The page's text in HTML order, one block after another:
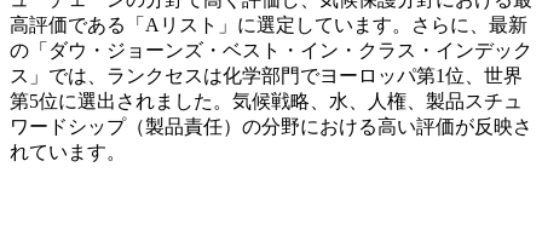
高評価である「 A リスト」に選定しています。さらに、最新
の「 ダウ・ジョーンズ・ベスト・イン・クラス・インデック
ス 」では、ランクセスは化学部門でヨーロッパ第1位、世界
第5位に選出されました。気候戦略、水、人権、製品スチュ
ワードシップ（製品責任）の分野における高い評価が反映さ
れています。